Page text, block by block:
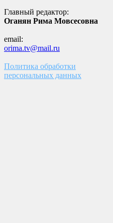
Главный редактор:
Оганян Рима Мовсесовна
email:
orima.tv@mail.ru
Политика обработки
персональных данных